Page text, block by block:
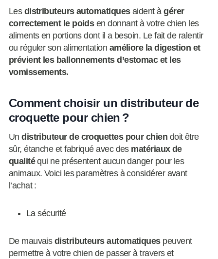
Les distributeurs automatiquesaident àgérer
correctement le poidsen donnant à votre chien les
aliments en portions dont il a besoin. Le fait de ralentir
ou réguler son alimentation améliore la digestion et
prévient les ballonnements d’estomac et les
vomissements.
Comment choisir un distributeur de
croquette pour chien ?
Undistributeur de croquettes pour chien doit être
sûr, étanche et fabriqué avec des matériaux de
qualitéqui ne présentent aucun danger pour les
animaux. Voici les paramètres à considérer avant
l’achat :
La sécurité
De mauvais distributeurs automatiquespeuvent
permettre à votre chien de passer à travers et